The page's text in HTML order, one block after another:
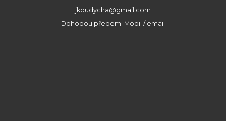
jkdudycha@gmail.com
Dohodou předem: Mobil / email